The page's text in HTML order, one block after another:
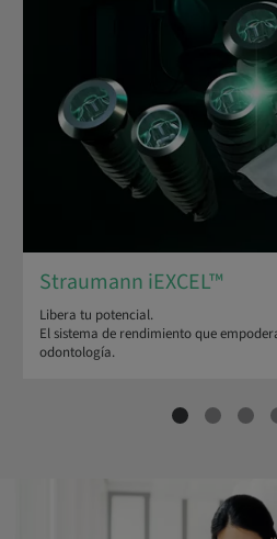
Straumann iEXCEL™
Libera tu potencial.
El sistema de rendimiento que
odontología.